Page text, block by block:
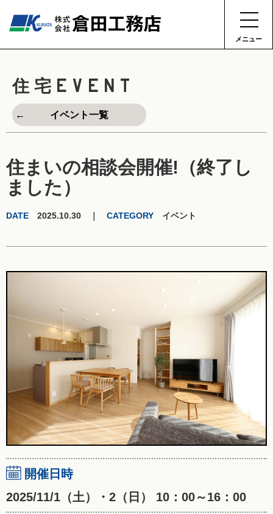
メニュー
住宅 EVENT
イベント一覧
住まいの相談会開催!（終了し
ました）
DATE 2025.10.30 ｜ CATEGORY イベント
開催日時
2025/11/1（土）・2（日） 10：00～16：00